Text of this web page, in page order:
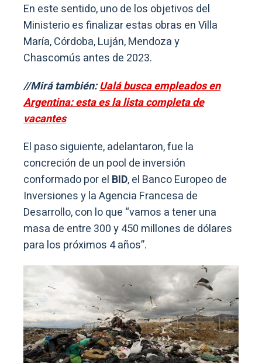
En este sentido, uno de los objetivos del
Ministerio es finalizar estas obras en Villa
María, Córdoba, Luján, Mendoza y
Chascomús antes de 2023.
//Mirá también:Ualá busca empleados en
Argentina: esta es la lista completa de
vacantes
El paso siguiente, adelantaron, fue la
concreción de un pool de inversión
conformado por el BID, el Banco Europeo de
Inversiones y la Agencia Francesa de
Desarrollo, con lo que “vamos a tener una
masa de entre 300 y 450 millones de dólares
para los próximos 4 años”.